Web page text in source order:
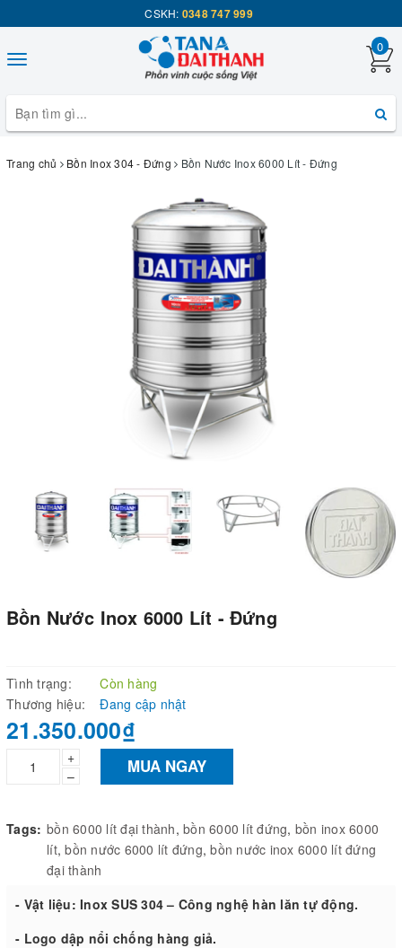
CSKH: 0348 747 999
Toggle
0
Trang chủ Bồn Inox 304 - Đứng Bồn Nước Inox 6000 Lít - Đứng
Bồn Nước Inox 6000 Lít - Đứng
Tình trạng:
Còn hàng
Thương hiệu:
Đang cập nhật
21.350.000₫
+
–
MUA NGAY
Tags: bồn 6000 lít đại thành, bồn 6000 lít đứng, bồn inox 6000
lít,bồn nước 6000 lít đứng,bồn nước inox 6000 lít đứng
đại thành
- Vật liệu: Inox SUS 304 – Công nghệ hàn lăn tự động.
- Logo dập nổi chống hàng giả.